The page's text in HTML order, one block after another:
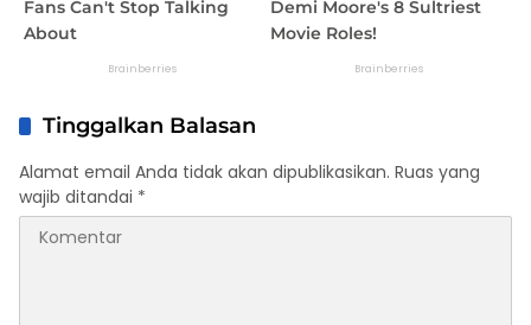
Tinggalkan Balasan
Alamat email Anda tidak akan dipublikasikan. Ruas yang
wajib ditandai *